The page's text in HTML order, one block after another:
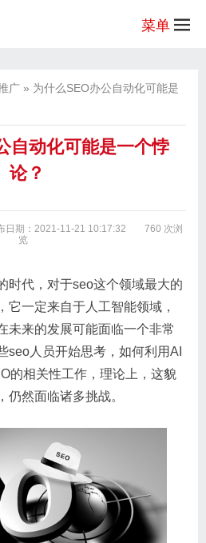
菜单
广 » 为什么SEO办公自动化可能是
自动化可能是一个悖
论？
日期：2021-11-21 10:17:32
760 次浏
览
时代，对于seo这个领域最大的
它一定来自于人工智能领域，
未来的发展可能面临一个非常
seo人员开始思考，如何利用AI
的相关性工作，理论上，这貌
仍然面临诸多挑战。